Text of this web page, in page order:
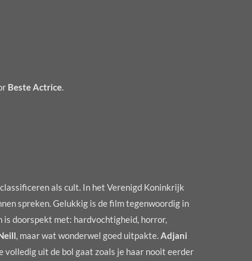
Beste Actrice.
als cult. In het Verenigd Koninkrijk
spreken. Gelukkig is de film tegenwoordig in
doorspekt met: hardvochtigheid, horror,
, maar wat wonderwel goed uitpakte.Adjani
volledig uit de bol gaat zoals je haar nooit eerder